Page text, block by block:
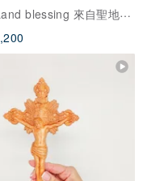
Holy Land blessing 來自聖地的祝福